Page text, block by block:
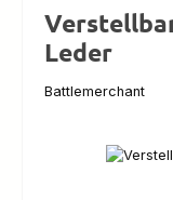
Leder
Battlemerchant
Bildergalerie